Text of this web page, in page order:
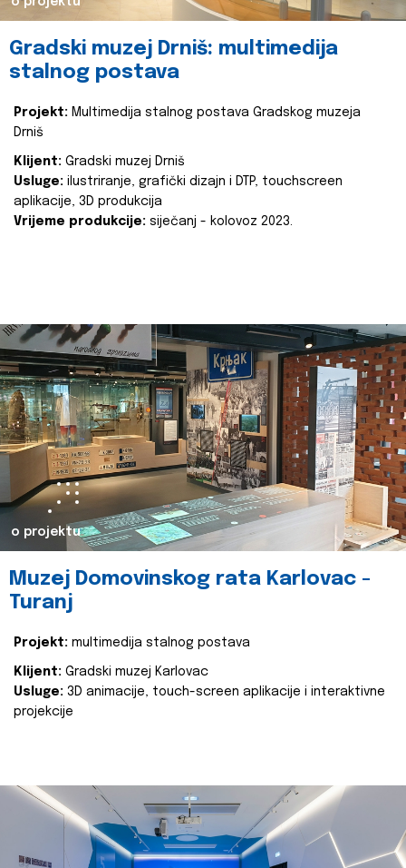
Gradski muzej Drniš: multimedija
stalnog postava
Projekt: Multimedija stalnog postava Gradskog muzeja
Drniš
Klijent: Gradski muzej Drniš
Usluge: ilustriranje, grafički dizajn i DTP, touchscreen
aplikacije, 3D produkcija
Vrijeme produkcije: siječanj - kolovoz 2023.
o projektu
Muzej Domovinskog rata Karlovac -
Turanj
Projekt: multimedija stalnog postava
Klijent: Gradski muzej Karlovac
Usluge: 3D animacije, touch-screen aplikacije i interaktivne
projekcije